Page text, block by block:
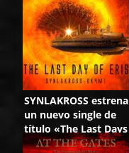
SYNLAKROSS estrena
un nuevo single de
título «The Last Days
Of Eris»